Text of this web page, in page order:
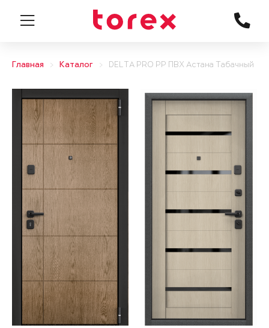
Главная Каталог DELTA PRO PP ПВХ Астана Табачный